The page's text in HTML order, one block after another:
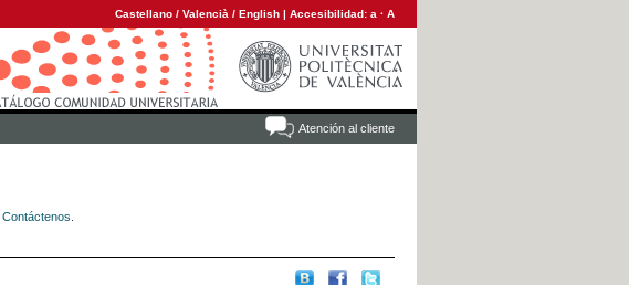
Castellano / Valencià / English | Accesibilidad: a · A
Atención al cliente
Contáctenos